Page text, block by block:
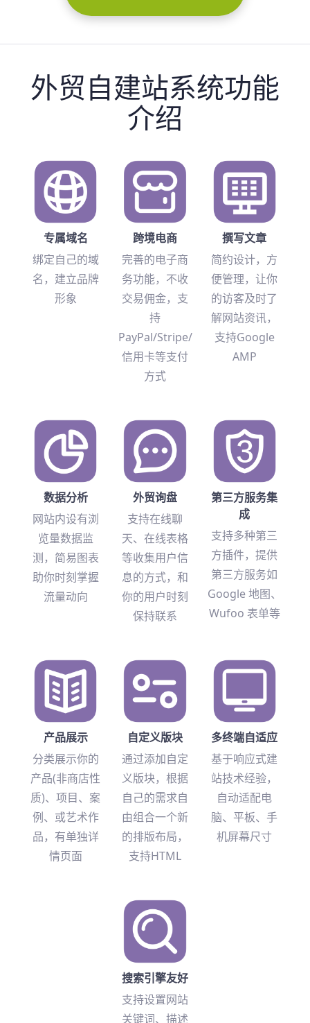
外贸自建站系统功能
介绍
专属域名
绑定自己的域
名，建立品牌
形象
跨境电商
完善的电子商
务功能，不收
交易佣金，支
持
PayPal/Stripe/
信用卡等支付
方式
撰写文章
简约设计，方
便管理，让你
的访客及时了
解网站资讯，
支持Google
AMP
数据分析
网站内设有浏
览量数据监
测，简易图表
助你时刻掌握
流量动向
外贸询盘
支持在线聊
天、在线表格
等收集用户信
息的方式，和
你的用户时刻
保持联系
第三方服务集
成
支持多种第三
方插件，提供
第三方服务如
Google 地图、
Wufoo 表单等
产品展示
分类展示你的
产品(非商店性
质)、项目、案
例、或艺术作
品，有单独详
情页面
自定义版块
通过添加自定
义版块，根据
自己的需求自
由组合一个新
的排版布局，
支持HTML
多终端自适应
基于响应式建
站技术经验，
自动适配电
脑、平板、手
机屏幕尺寸
搜索引擎友好
支持设置网站
关键词、描述